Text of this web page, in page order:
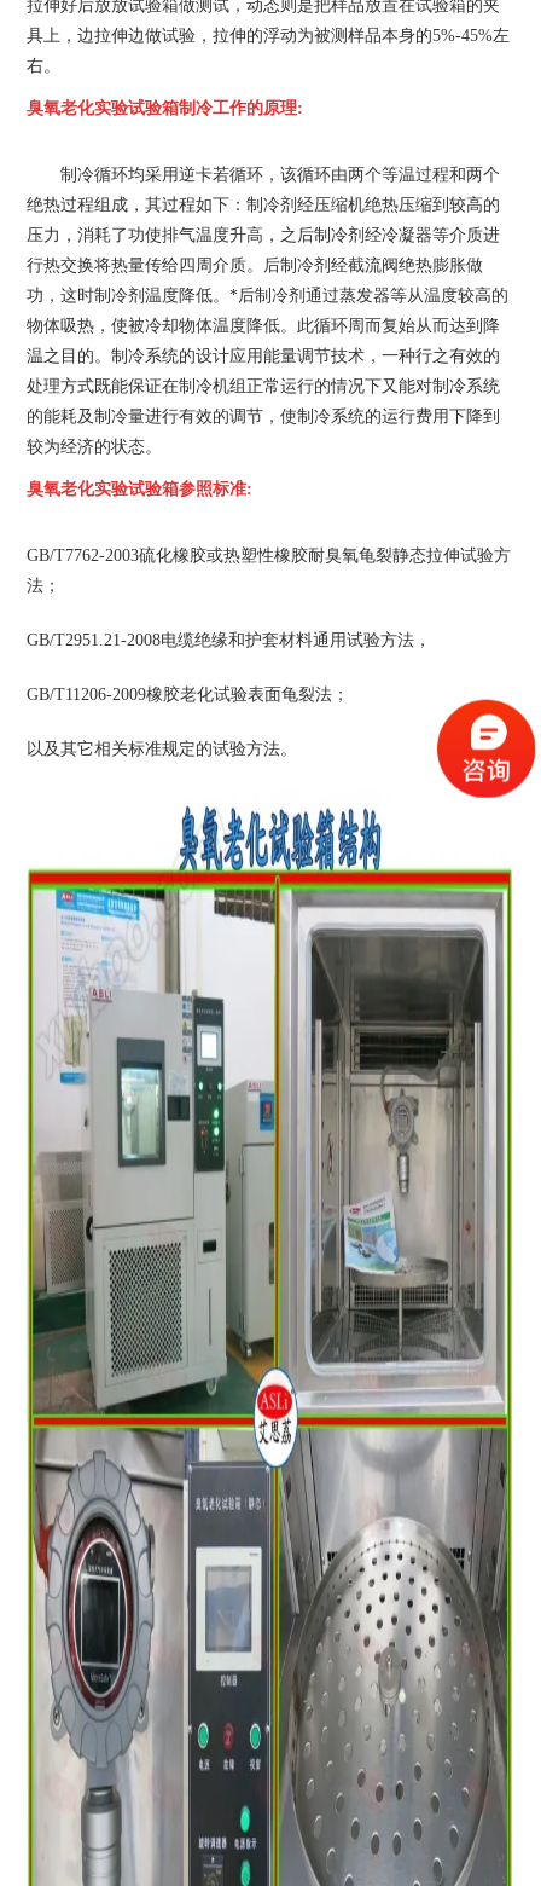
拉伸好后放放试验箱做测试，动态则是把样品放置在试验箱的夹
具上，边拉伸边做试验，拉伸的浮动为被测样品本身的5%-45%左
右。
臭氧老化实验试验箱制冷工作的原理:
制冷循环均采用逆卡若循环，该循环由两个等温过程和两个
绝热过程组成，其过程如下：制冷剂经压缩机绝热压缩到较高的
压力，消耗了功使排气温度升高，之后制冷剂经冷凝器等介质进
行热交换将热量传给四周介质。后制冷剂经截流阀绝热膨胀做
功，这时制冷剂温度降低。*后制冷剂通过蒸发器等从温度较高的
物体吸热，使被冷却物体温度降低。此循环周而复始从而达到降
温之目的。制冷系统的设计应用能量调节技术，一种行之有效的
处理方式既能保证在制冷机组正常运行的情况下又能对制冷系统
的能耗及制冷量进行有效的调节，使制冷系统的运行费用下降到
较为经济的状态。
臭氧老化实验试验箱参照标准:
GB/T7762-2003硫化橡胶或热塑性橡胶耐臭氧龟裂静态拉伸试验方
法；
GB/T2951.21-2008电缆绝缘和护套材料通用试验方法，
GB/T11206-2009橡胶老化试验表面龟裂法；
以及其它相关标准规定的试验方法。